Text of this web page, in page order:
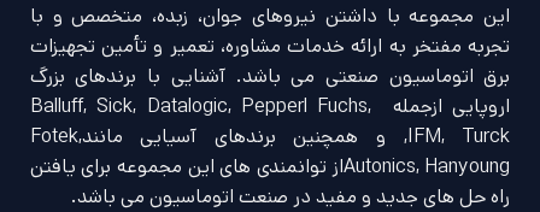
این مجموعه با داشتن نیروهای جوان، زبده، متخصص و با
تجربه مفتخر به ارائه خدمات مشاوره، تعمیر و تأمین تجهیزات
برق اتوماسیون صنعتی می باشد. آشنایی با برندهای بزرگ
اروپایی ازجمله Balluff, Sick, Datalogic, Pepperl Fuchs,
IFM, Turck, و همچنین برندهای آسیایی مانندFotek,
Autonics, Hanyoungاز توانمندی های این مجموعه برای یافتن
راه حل های جدید و مفید در صنعت اتوماسیون می باشد.